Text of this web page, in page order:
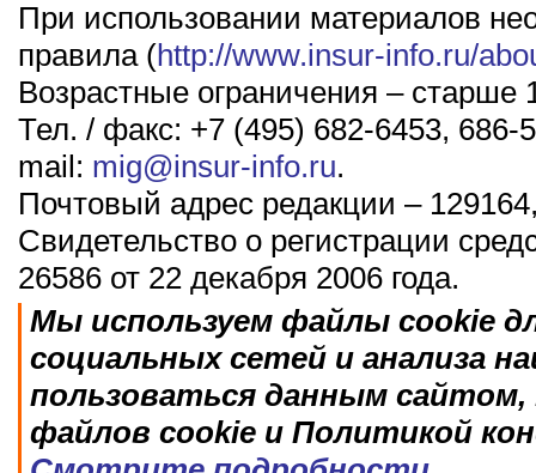
При использовании материалов
правила (http://www.insur-info.ru/
Возрастные ограничения – старше
Тел. / факс: +7 (495) 682-6453, 686-
mail: mig@insur-info.ru.
Почтовый адрес редакции –
Свидетельство о регистрации
26586 от 22 декабря 2006 года.
Мы используем файлы cookie
социальных сетей и анализа
пользоваться данным
файлов cookie и Политикой